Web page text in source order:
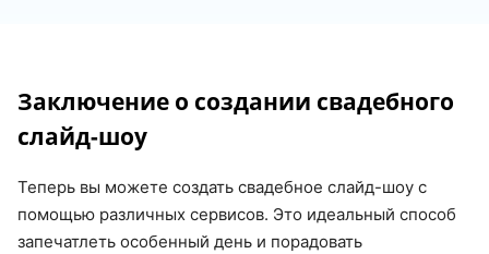
Заключение о создании свадебного
слайд-шоу
Теперь вы можете создать свадебное слайд-шоу с
помощью различных сервисов. Это идеальный способ
запечатлеть особенный день и порадовать